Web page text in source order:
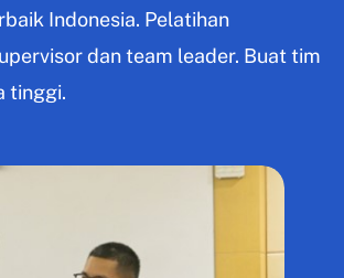
Indonesia. Pelatihan
dan team leader. Buat tim
tinggi.